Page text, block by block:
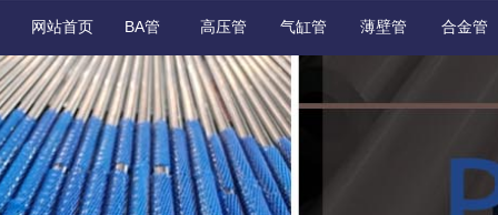
网站首页 BA管 高压管 气缸管 薄壁管 合金管